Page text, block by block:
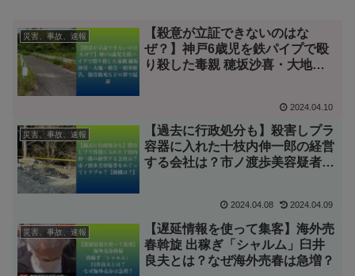
災害、事故、速報
【殺意が立証できないのはな
ぜ？】神戸6歳児を鉄パイプで殴
り殺した毒親 穂坂沙喜・大地・
2024.04.10
災害、事故、速報
【過去に行政処分も】殺害しプラ
容器に入れた十枝内伸一郎の経営
する会社は？市ノ渡歩美容疑者を
2024.04.08 2024.04.09
災害、事故、速報
【遅延情報を使って集客】海外売
春斡旋 出稼ぎ「シャルム」臼井
良夫とは？なぜ海外売春は急増？